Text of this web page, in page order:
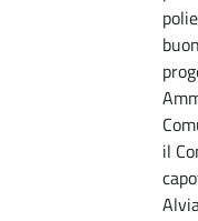
il